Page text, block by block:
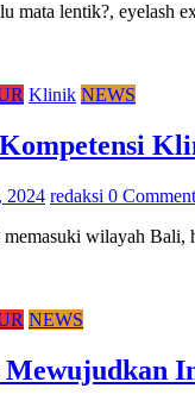
mata lentik?, eyelash
Klinik NEWS
2024 redaksi 0
wilayah
NEWS